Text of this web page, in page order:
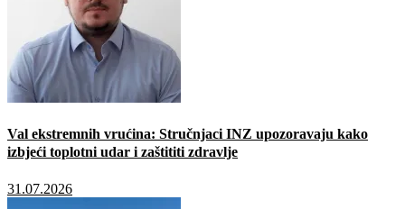
Val ekstremnih vrućina: Stručnjaci INZ upozoravaju kako
izbjeći toplotni udar i zaštititi zdravlje
31.07.2026